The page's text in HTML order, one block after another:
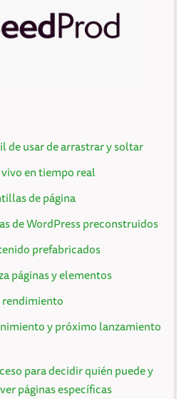
de usar de arrastrar y soltar
en tiempo real
de página
de WordPress preconstruidos
prefabricados
páginas y elementos
rendimiento
y próximo lanzamiento
para decidir quién puede y
páginas específicas